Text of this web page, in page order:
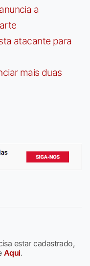
a
atacante para
mais duas
estar cadastrado,
Aqui.